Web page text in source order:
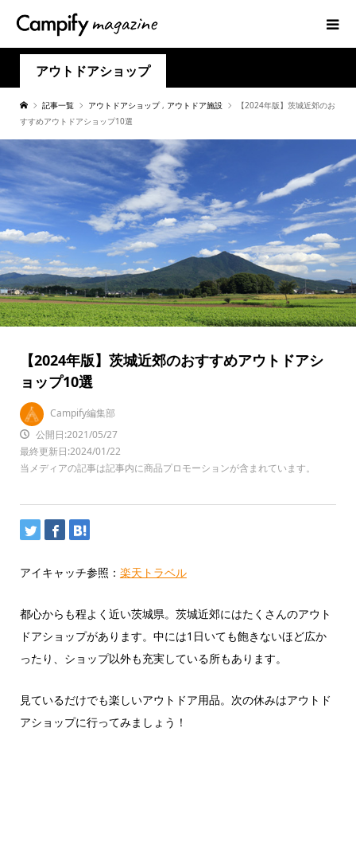
アウトドアショップ
記事一覧 アウトドアショップ , アウトドア施設
【2024年版】茨城近郊のお
すすめアウトドアショップ10選
【2024年版】茨城近郊のおすすめアウトドアシ
ョップ10選
Campify編集部
公開日:2021/05/27
最終更新日:2024/01/22
当メディアの記事は記事内に商品プロモーションが含まれています。
アイキャッチ参照： 楽天トラベル
都心からも程よく近い茨城県。茨城近郊にはたくさんのアウト
ドアショップがあります。中には1日いても飽きないほど広か
ったり、ショップ以外も充実している所もあります。
見ているだけでも楽しいアウトドア用品。次の休みはアウトド
アショップに行ってみましょう！